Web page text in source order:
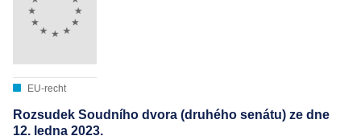
EU-recht
Rozsudek Soudního dvora (druhého senátu) ze dne
12. ledna 2023.